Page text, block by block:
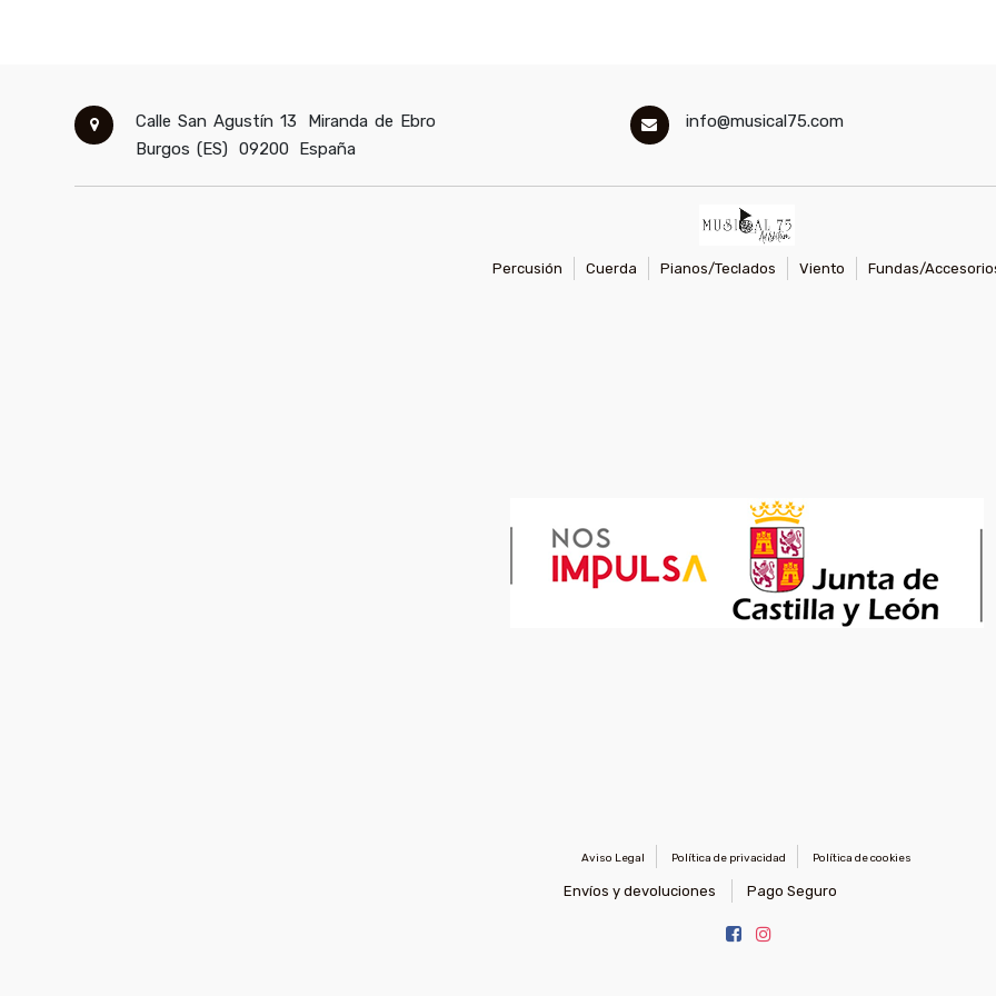
Calle San Agustín 13
Miranda de Ebro
Burgos (ES) 09200 España
info@musical75.com
Percusión Cuerda Pianos/Teclados Viento Fundas/
Aviso Legal Política de privacidad Política de cookies
Envíos y devoluciones Pago Seguro